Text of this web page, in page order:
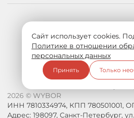
2026 © WYBOR
ИНН 7810334974, КПП 780501001,
Адрес: 198097, Санкт-Петербург,
Политика в отношении
Согласие на
По
Сайт использует cookies.
Политике в отношении
персональных данных
Принять Только